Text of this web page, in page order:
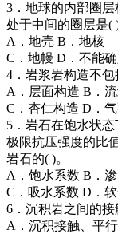
3．地球的内部圈
处于中间的圈层是( )
A．地壳 B．地核
C．地幔 D．不能
4．岩浆岩构造不包
A．层面构造 B．
C．杏仁构造 D．
5．岩石在饱水状
极限抗压强度的比
岩石的( )。
A．饱水系数 B．
C．吸水系数 D．
6．沉积岩之间的接
A．沉积接触、平